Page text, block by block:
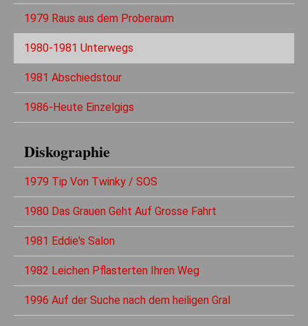
1979 Raus aus dem Proberaum
1980-1981 Unterwegs
1981 Abschiedstour
1986-Heute Einzelgigs
Diskographie
1979 Tip Von Twinky / SOS
1980 Das Grauen Geht Auf Grosse Fahrt
1981 Eddie's Salon
1982 Leichen Pflasterten Ihren Weg
1996 Auf der Suche nach dem heiligen Gral